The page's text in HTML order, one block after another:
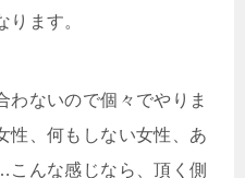
ります。
わないので個々でやりま
性、何もしない女性、あ
んな感じなら、頂く側